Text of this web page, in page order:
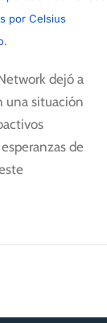
por Celsius
dejó a
una situación
de